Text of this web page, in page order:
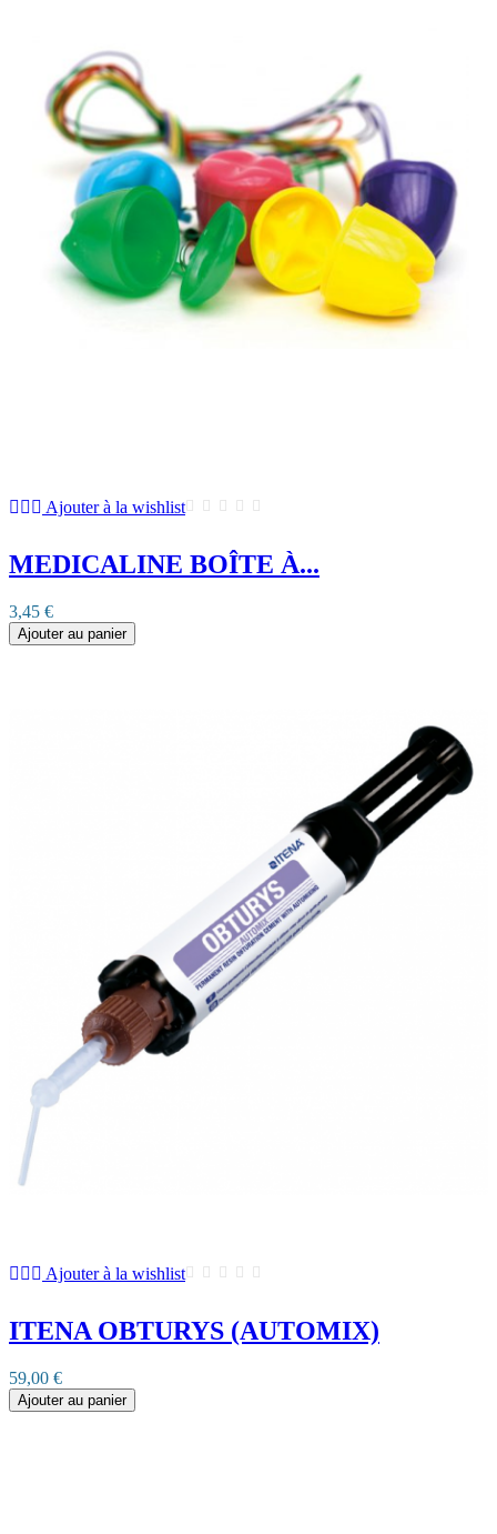
Ajouter à la wishlist
MEDICALINE BOÎTE À...
3,45 €
Ajouter au panier
Ajouter à la wishlist
ITENA OBTURYS (AUTOMIX)
59,00 €
Ajouter au panier